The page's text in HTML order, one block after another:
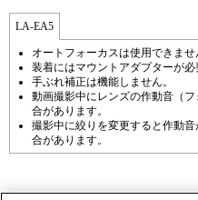
LA-EA5
オートフォーカスは使用できませ
装着にはマウントアダプターが必
手ぶれ補正は機能しません。
動画撮影中にレンズの作動音（
合があります。
撮影中に絞りを変更すると作動
合があります。